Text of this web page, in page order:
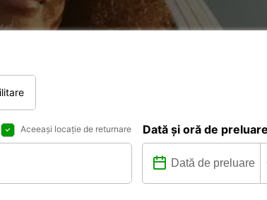
Aceeași locație de returnare Dată și oră de preluare